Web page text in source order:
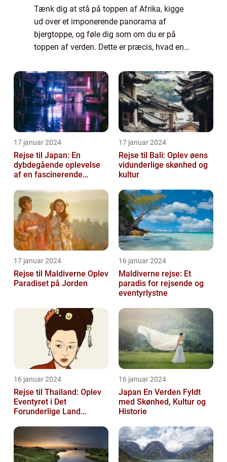
Tænk dig at stå på toppen af Afrika, kigge
ud over et imponerende panorama af
bjergtoppe, og føle dig som om du er på
toppen af verden. Dette er præcis, hvad en
uforglemmelig oplevelse og en chance for at
ero...
17 januar 2024
Rejse til Japan: En
dybdegående oplevelse
af en fascinerende
17 januar 2024
Rejse til Bali: Oplev øens
vidunderlige skønhed og
kultur
17 januar 2024
Rejse til Maldiverne Oplev
Paradiset på Jorden
16 januar 2024
Maldiverne rejse: Et
paradis for rejsende og
eventyrlystne
16 januar 2024
Rejse til Thailand: Oplev
Eventyret i Det
Forunderlige Land
16 januar 2024
Japan En Verden Fyldt
med Skønhed, Kultur og
Historie